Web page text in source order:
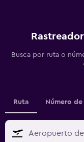
Busca por ruta o
Ruta Número